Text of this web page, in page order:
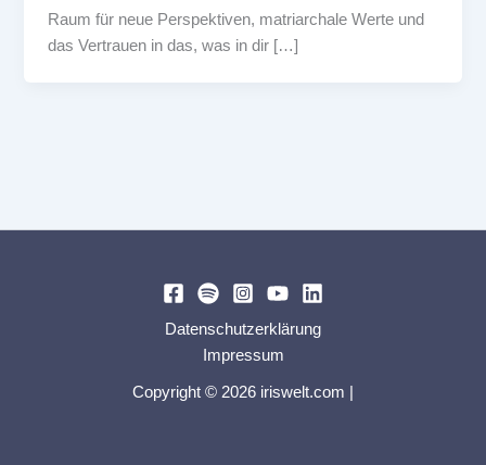
Raum für neue Perspektiven, matriarchale Werte und
das Vertrauen in das, was in dir […]
Datenschutzerklärung
Impressum
Copyright © 2026 iriswelt.com |